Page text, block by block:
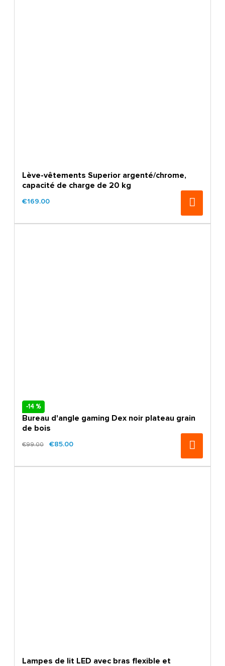
Lève-vêtements Superior argenté/chrome,
capacité de charge de 20 kg
€169.00
-14 %
Bureau d'angle gaming Dex noir plateau grain
de bois
€99.00 €85.00
Lampes de lit LED avec bras flexible et